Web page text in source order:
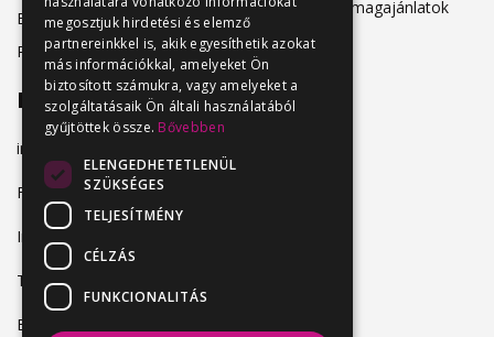
Belépés
Regisztráció
Hirdetési csomagajánlatok
Elérhetőség
info@vendeglatosmelok.hu
Facebook
Instagram
TikTok
Blog
megosztjuk hirdetési és elemző
partnereinkkel is, akik egyesíthetik azokat
más információkkal, amelyeket Ön
biztosított számukra, vagy amelyeket a
szolgáltatásaik Ön általi használatából
gyűjtöttek össze. Bővebben
ELENGEDHETETLENÜL
SZÜKSÉGES
TELJESÍTMÉNY
CÉLZÁS
FUNKCIONALITÁS